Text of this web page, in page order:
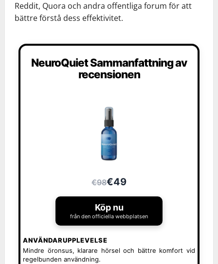
Reddit, Quora och andra offentliga forum för att
bättre förstå dess effektivitet.
NeuroQuiet Sammanfattning av
recensionen
€98€49
Köp nu
från den officiella webbplatsen
ANVÄNDARUPPLEVELSE
Mindre öronsus, klarare hörsel och bättre komfort vid
regelbunden användning.